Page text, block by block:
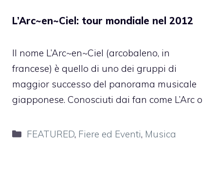
L’Arc~en~Ciel: tour mondiale nel 2012
Il nome L’Arc~en~Ciel (arcobaleno, in
francese) è quello di uno dei gruppi di
maggior successo del panorama musicale
giapponese. Conosciuti dai fan come L’Arc o
Categorie
FEATURED, Fiere ed Eventi, Musica